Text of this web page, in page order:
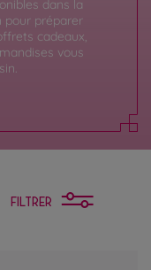
pour préparer
cadeaux,
vous
FILTRER